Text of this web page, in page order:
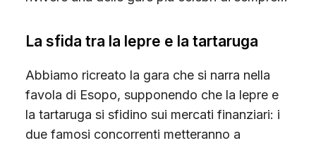
La sfida tra la lepre e la tartaruga
Abbiamo ricreato la gara che si narra nella
favola di Esopo, supponendo che la lepre e
la tartaruga si sfidino sui mercati finanziari: i
due famosi concorrenti metteranno a